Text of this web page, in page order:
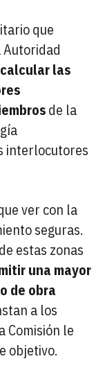
que
calcular las
de la
interlocutores
ver con la
seguras.
estas zonas
una mayor
de obra
a los
Comisión le
objetivo.